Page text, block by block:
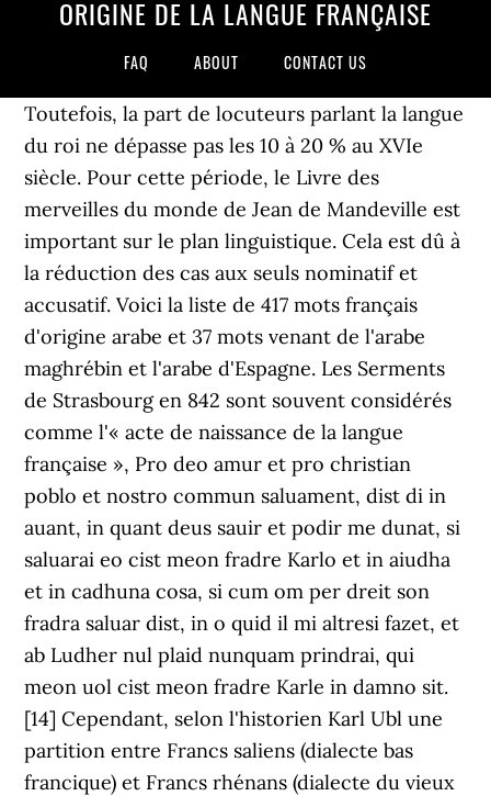
ORIGINE DE LA LANGUE FRANÇAISE
FAQ ABOUT CONTACT US
Toutefois, la part de locuteurs parlant la langue
du roi ne dépasse pas les 10 à 20 % au XVIe
siècle. Pour cette période, le Livre des
merveilles du monde de Jean de Mandeville est
important sur le plan linguistique. Cela est dû à
la réduction des cas aux seuls nominatif et
accusatif. Voici la liste de 417 mots français
d'origine arabe et 37 mots venant de l'arabe
maghrébin et l'arabe d'Espagne. Les Serments
de Strasbourg en 842 sont souvent considérés
comme l'« acte de naissance de la langue
française », Pro deo amur et pro christian
poblo et nostro commun saluament, dist di in
auant, in quant deus sauir et podir me dunat, si
saluarai eo cist meon fradre Karlo et in aiudha
et in cadhuna cosa, si cum om per dreit son
fradra saluar dist, in o quid il mi altresi fazet, et
ab Ludher nul plaid nunquam prindrai, qui
meon uol cist meon fradre Karle in damno sit.
[14] Cependant, selon l'historien Karl Ubl une
partition entre Francs saliens (dialecte bas
francique) et Francs rhénans (dialecte du vieux